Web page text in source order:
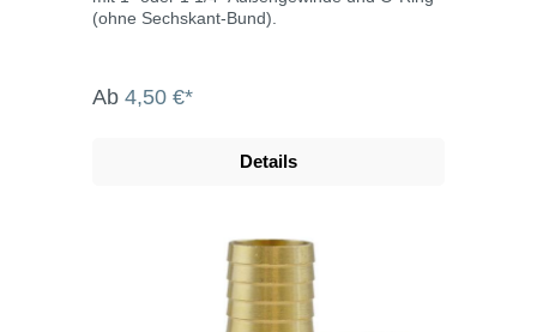
(ohne Sechskant-Bund).
Ab 4,50 €*
Details